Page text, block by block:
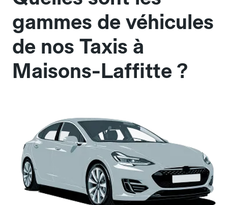
gammes de véhicules
de nos Taxis à
Maisons-Laffitte ?